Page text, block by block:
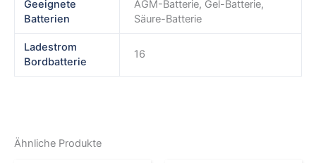
Geeignete
Batterien
AGM-Batterie, Gel-Batterie,
Säure-Batterie
Ladestrom
Bordbatterie
16
Ähnliche Produkte